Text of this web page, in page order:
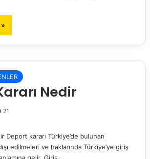
Nedir
21
Deport kararı Türkiye’de bulunan
edilmeleri ve haklarında Türkiye’ye giriş
gelir. Giriş…